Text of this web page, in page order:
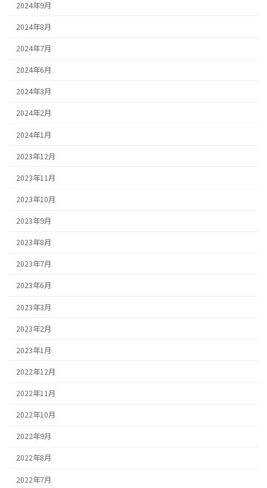
2024年9月
2024年8月
2024年7月
2024年6月
2024年3月
2024年2月
2024年1月
2023年12月
2023年11月
2023年10月
2023年9月
2023年8月
2023年7月
2023年6月
2023年3月
2023年2月
2023年1月
2022年12月
2022年11月
2022年10月
2022年9月
2022年8月
2022年7月